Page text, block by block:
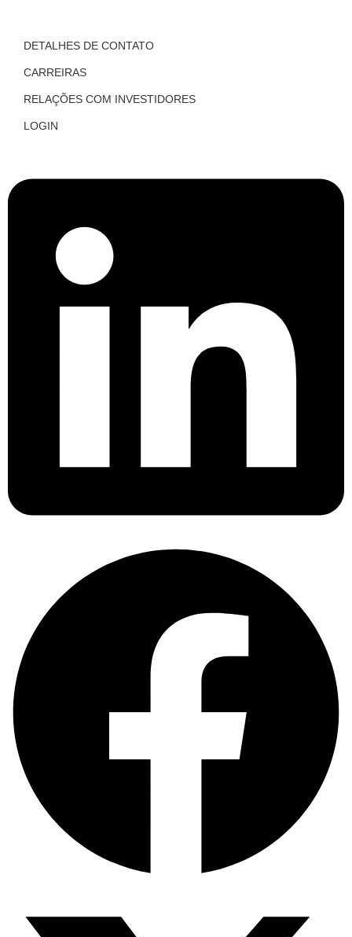
DETALHES DE CONTATO
CARREIRAS
RELAÇÕES COM INVESTIDORES
LOGIN